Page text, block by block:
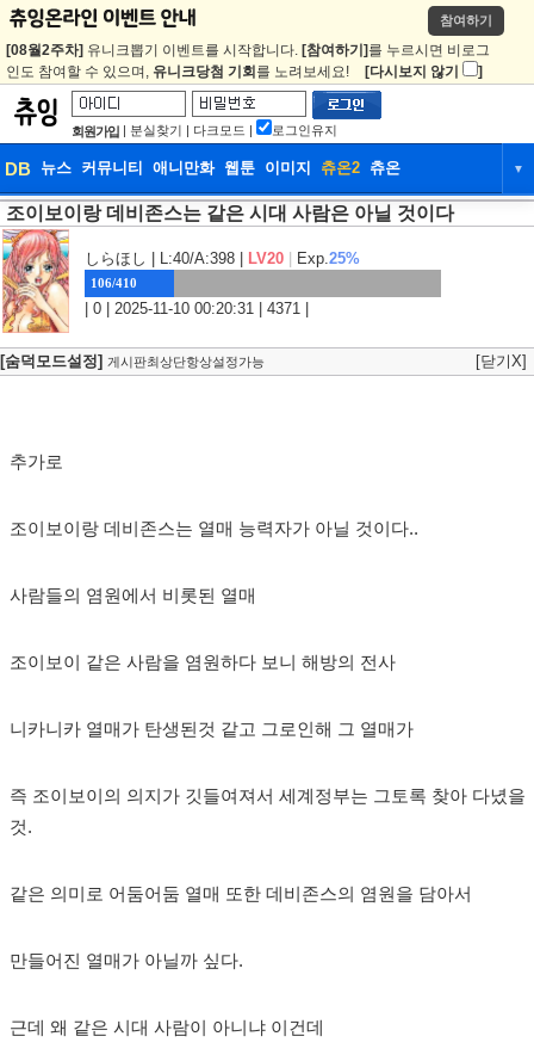
참여하기
[08월2주차] 유니크뽑기 이벤트를 시작합니다. [참여하기] 를 누르시면 비로그
인도 참여할 수 있으며, 유니크당첨 기회 를 노려보세요! [다시보지 않기 ]
회원가입 | 분실찾기 | 다크모드 | 로그인유지
DB 뉴스 커뮤니티 애니만화 웹툰 이미지 츄온2 츄온 ▼
DB 뉴스 커뮤니티 애니만화
웹툰 이미지 츄온2
조이보이랑 데비존스는 같은 시대 사람은 아닐 것이다
しらほし | L:40/A:398 | LV20 Exp.25%
106/410
| 0 | 2025-11-10 00:20:31 | 4371 |
[숨덕모드설정] 게시판최상단항상설정가능 [닫기X]
추가로
조이보이랑 데비존스는 열매 능력자가 아닐 것이다..
사람들의 염원에서 비롯된 열매
조이보이 같은 사람을 염원하다 보니 해방의 전사
니카니카 열매가 탄생된것 같고 그로인해 그 열매가
즉 조이보이의 의지가 깃들여져서 세계정부는 그토록 찾아 다녔을
것.
같은 의미로 어둠어둠 열매 또한 데비존스의 염원을 담아서
만들어진 열매가 아닐까 싶다.
근데 왜 같은 시대 사람이 아니냐 이건데